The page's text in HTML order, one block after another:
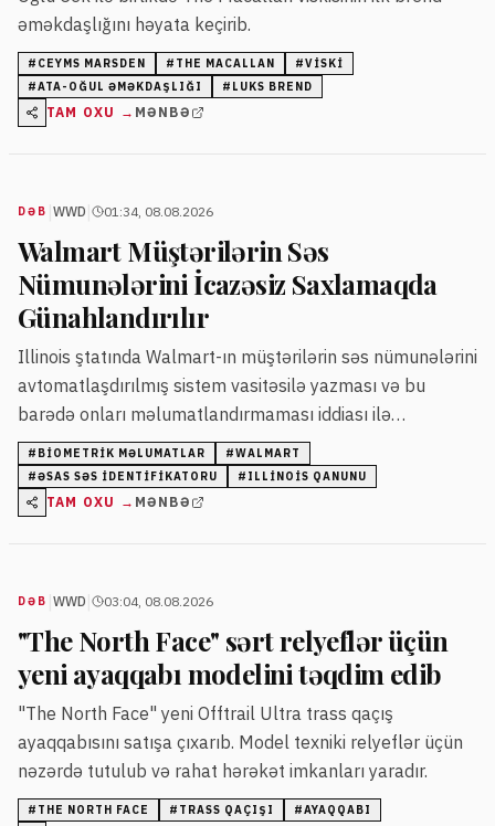
əməkdaşlığını həyata keçirib.
# CEYMS MARSDEN # THE MACALLAN #VISKI
#ATA-OĞUL ƏMƏKDAŞLIĞI # LUKS BREND
TAM OXU → MƏNBƏ
DƏB WWD 01:34, 08.08.2026
Walmart Müştərilərin Səs
Nümunələrini İcazəsiz Saxlamaqda
Günahlandırılır
Illinois ştatında Walmart-ın müştərilərin səs nümunələrini
avtomatlaşdırılmış sistem vasitəsilə yazması və bu
barədə onları məlumatlandırmaması iddiası ilə
məhkəməyə verilib. Şikayətçi bu halda özünün biometrik
məlumatlarının qanunsuz toplanmasından narahatdır.
# BIOMETRIK MƏLUMATLAR #WALMART
#ƏSAS SƏS IDENTIFIKATORU # ILLINOIS QANUNU
TAM OXU → MƏNBƏ
DƏB WWD 03:04, 08.08.2026
"The North Face" sərt relyeflər üçün
yeni ayaqqabı modelini təqdim edib
"The North Face" yeni Offtrail Ultra trass qaçış
ayaqqabısını satışa çıxarıb. Model texniki relyeflər üçün
nəzərdə tutulub və rahat hərəkət imkanları yaradır.
# THE NORTH FACE # TRASS QAÇIŞI #AYAQQABI